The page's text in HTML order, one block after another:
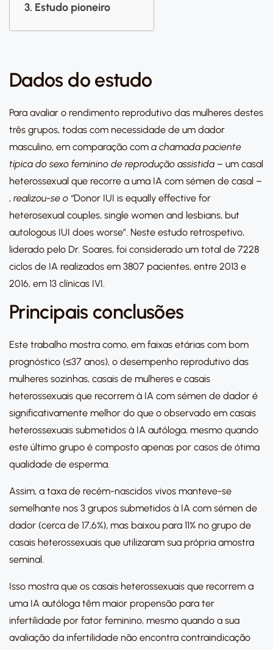
Estudo pioneiro
Dados do estudo
Para avaliar o rendimento reprodutivo das mulheres destes
três grupos, todas com necessidade de um dador
masculino, em comparação com a chamada paciente
típica do sexo feminino de reprodução assistida – um casal
heterossexual que recorre a uma IA com sémen de casal –
, realizou-se o “Donor IUI is equally effective for
heterosexual couples, single women and lesbians, but
autologous IUI does worse”. Neste estudo retrospetivo,
liderado pelo Dr. Soares, foi considerado um total de 7228
ciclos de IA realizados em 3807 pacientes, entre 2013 e
2016, em 13 clínicas IVI.
Principais conclusões
Este trabalho mostra como, em faixas etárias com bom
prognóstico (≤37 anos), o desempenho reprodutivo das
mulheres sozinhas, casais de mulheres e casais
heterossexuais que recorrem à IA com sémen de dador é
significativamente melhor do que o observado em casais
heterossexuais submetidos à IA autóloga, mesmo quando
este último grupo é composto apenas por casos de ótima
qualidade de esperma.
Assim, a taxa de recém-nascidos vivos manteve-se
semelhante nos 3 grupos submetidos à IA com sémen de
dador (cerca de 17,6%), mas baixou para 11% no grupo de
casais heterossexuais que utilizaram sua própria amostra
seminal.
Isso mostra que os casais heterossexuais que recorrem a
uma IA autóloga têm maior propensão para ter
infertilidade por fator feminino, mesmo quando a sua
avaliação da infertilidade não encontra contraindicação